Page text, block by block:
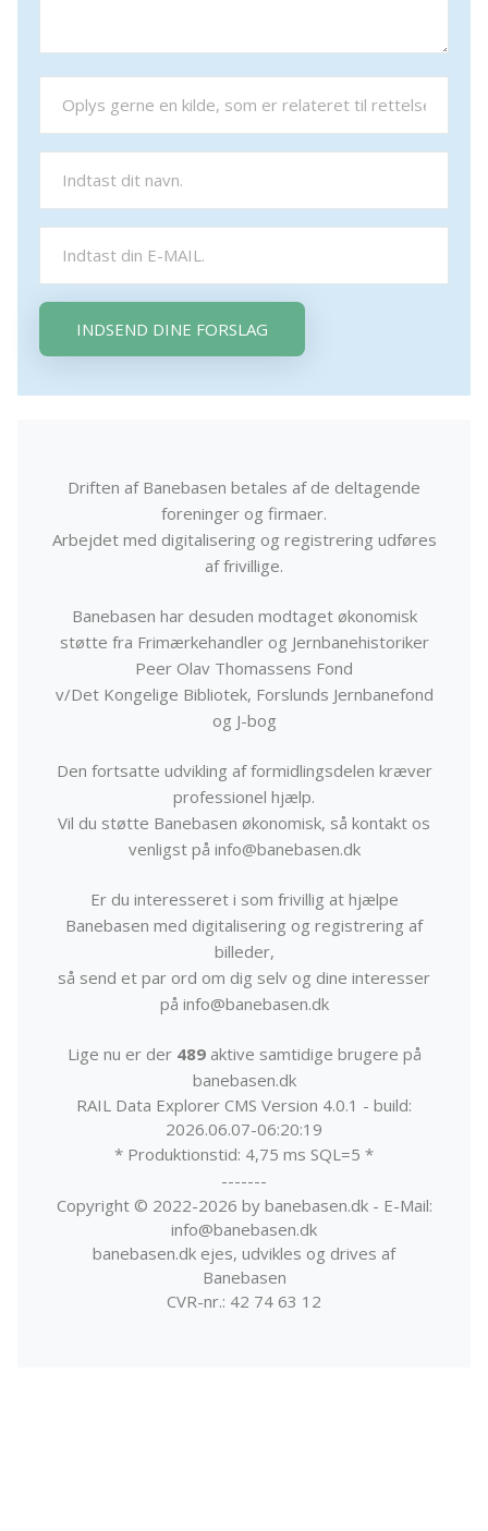
INDSEND DINE FORSLAG
Driften af Banebasen betales af de deltagende
foreninger og firmaer.
Arbejdet med digitalisering og registrering udføres
af frivillige.
Banebasen har desuden modtaget økonomisk
støtte fra Frimærkehandler og Jernbanehistoriker
Peer Olav Thomassens Fond
v/Det Kongelige Bibliotek, Forslunds Jernbanefond
og J-bog
Den fortsatte udvikling af formidlingsdelen kræver
professionel hjælp.
Vil du støtte Banebasen økonomisk, så kontakt os
venligst på info@banebasen.dk
Er du interesseret i som frivillig at hjælpe
Banebasen med digitalisering og registrering af
billeder,
så send et par ord om dig selv og dine interesser
på info@banebasen.dk
Lige nu er der 489aktive samtidige brugere på
banebasen.dk
RAIL Data Explorer CMS Version 4.0.1 - build:
2026.06.07-06:20:19
* Produktionstid: 4,75 ms SQL=5 *
-------
Copyright © 2022-2026 by banebasen.dk - E-Mail:
info@banebasen.dk
banebasen.dk ejes, udvikles og drives af
Banebasen
CVR-nr.: 42 74 63 12